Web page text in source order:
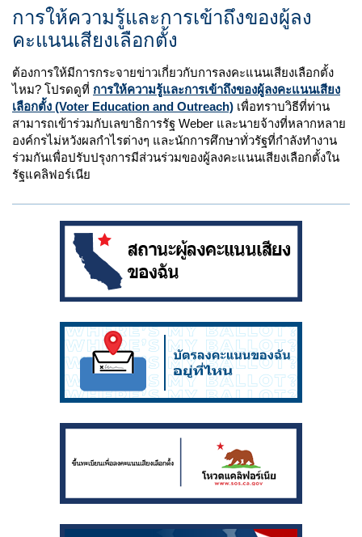
การให้ความรู้และการเข้าถึงของผู้ลง
คะแนนเสียงเลือกตั้ง
ต้องการให้มีการกระจายข่าวเกี่ยวกับการลงคะแนนเสียงเลือกตั้ง
ไหม? โปรดดูที่ การให้ความรู้และการเข้าถึงของผู้ลงคะแนนเสียง
เลือกตั้ง (Voter Education and Outreach) เพื่อทราบวิธีที่ท่าน
สามารถเข้าร่วมกับเลขาธิการรัฐ Weber และนายจ้างที่หลากหลาย
องค์กรไม่หวังผลกำไรต่างๆ และนักการศึกษาทั่วรัฐที่กำลังทำงาน
ร่วมกันเพื่อปรับปรุงการมีส่วนร่วมของผู้ลงคะแนนเสียงเลือกตั้งใน
รัฐแคลิฟอร์เนีย